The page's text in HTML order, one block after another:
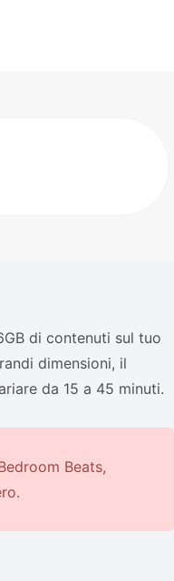
di contenuti sul tuo
dimensioni, il
da 15 a 45 minuti.
Beats,